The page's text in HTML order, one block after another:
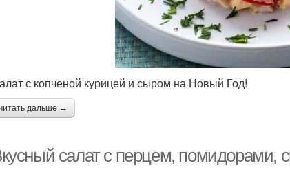
с копченой курицей и сыром на Новый Год!
дальше →
салат с перцем, помидорами,